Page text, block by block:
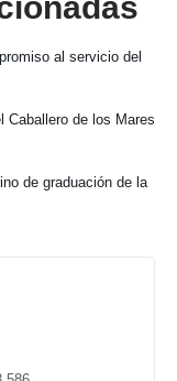
al servicio del
Caballero de los Mares
de graduación de la